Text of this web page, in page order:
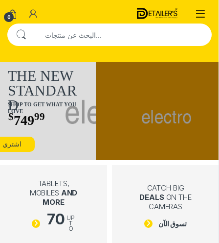
Open
0
البحث عن:
THE NEW
STANDAR
D
اشتري
SHOP TO GET WHAT YOU
LOVE
$74999
CATCH BIG
DEALS ON THE
CAMERAS
تسوق الآن
TABLETS,
MOBILESAND
MORE
UP
T
O
70